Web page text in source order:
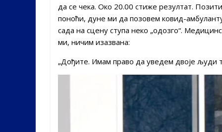
да се чека. Око 20.00 стиже резултат.
поноћи, дуне ми да позовем ковид-
сада на сцену ступа неко „одозго“.
ми, ничим изазвана:
„Дођите. Имам право да уведем двоје људи